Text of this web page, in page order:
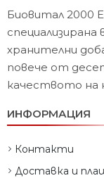
Биовитал 2000
хранителни
повече от
качеството на
ИНФОРМАЦИЯ
Контакти
Доставка и